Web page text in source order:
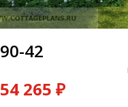
90-42
54 265 ₽